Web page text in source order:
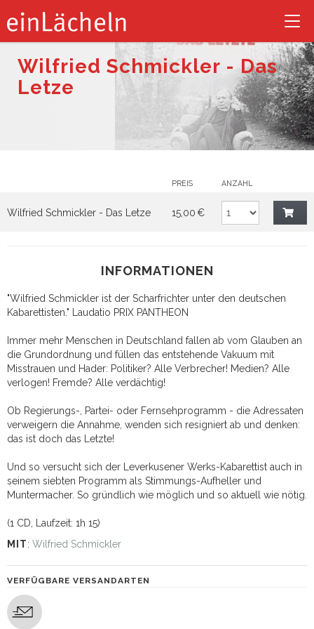
Wilfried Schmickler - Das
Letze
PREIS ANZAHL
Wilfried Schmickler - Das Letze 15,00 €
INFORMATIONEN
"Wilfried Schmickler ist der Scharfrichter unter den deutschen
Kabarettisten." Laudatio PRIX PANTHEON
Immer mehr Menschen in Deutschland fallen ab vom Glauben an
die Grundordnung und füllen das entstehende Vakuum mit
Misstrauen und Hader: Politiker? Alle Verbrecher! Medien? Alle
verlogen! Fremde? Alle verdächtig!
Ob Regierungs-, Partei- oder Fernsehprogramm - die Adressaten
verweigern die Annahme, wenden sich resigniert ab und denken:
das ist doch das Letzte!
Und so versucht sich der Leverkusener Werks-Kabarettist auch in
seinem siebten Programm als Stimmungs-Aufheller und
Muntermacher. So gründlich wie möglich und so aktuell wie nötig.
(1 CD, Laufzeit: 1h 15)
MIT: Wilfried Schmickler
VERFÜGBARE VERSANDARTEN